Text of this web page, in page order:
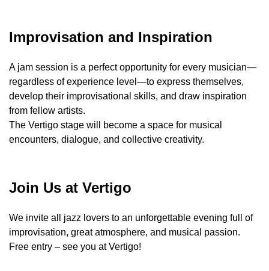
Improvisation and Inspiration
A jam session is a perfect opportunity for every musician—
regardless of experience level—to express themselves,
develop their improvisational skills, and draw inspiration
from fellow artists.
The Vertigo stage will become a space for musical
encounters, dialogue, and collective creativity.
Join Us at Vertigo
We invite all jazz lovers to an unforgettable evening full of
improvisation, great atmosphere, and musical passion.
Free entry – see you at Vertigo!